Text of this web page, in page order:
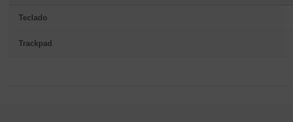
Teclado
Trackpad